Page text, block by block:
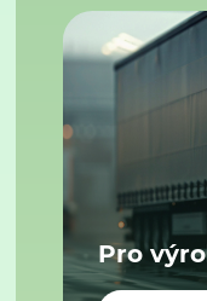
Pro